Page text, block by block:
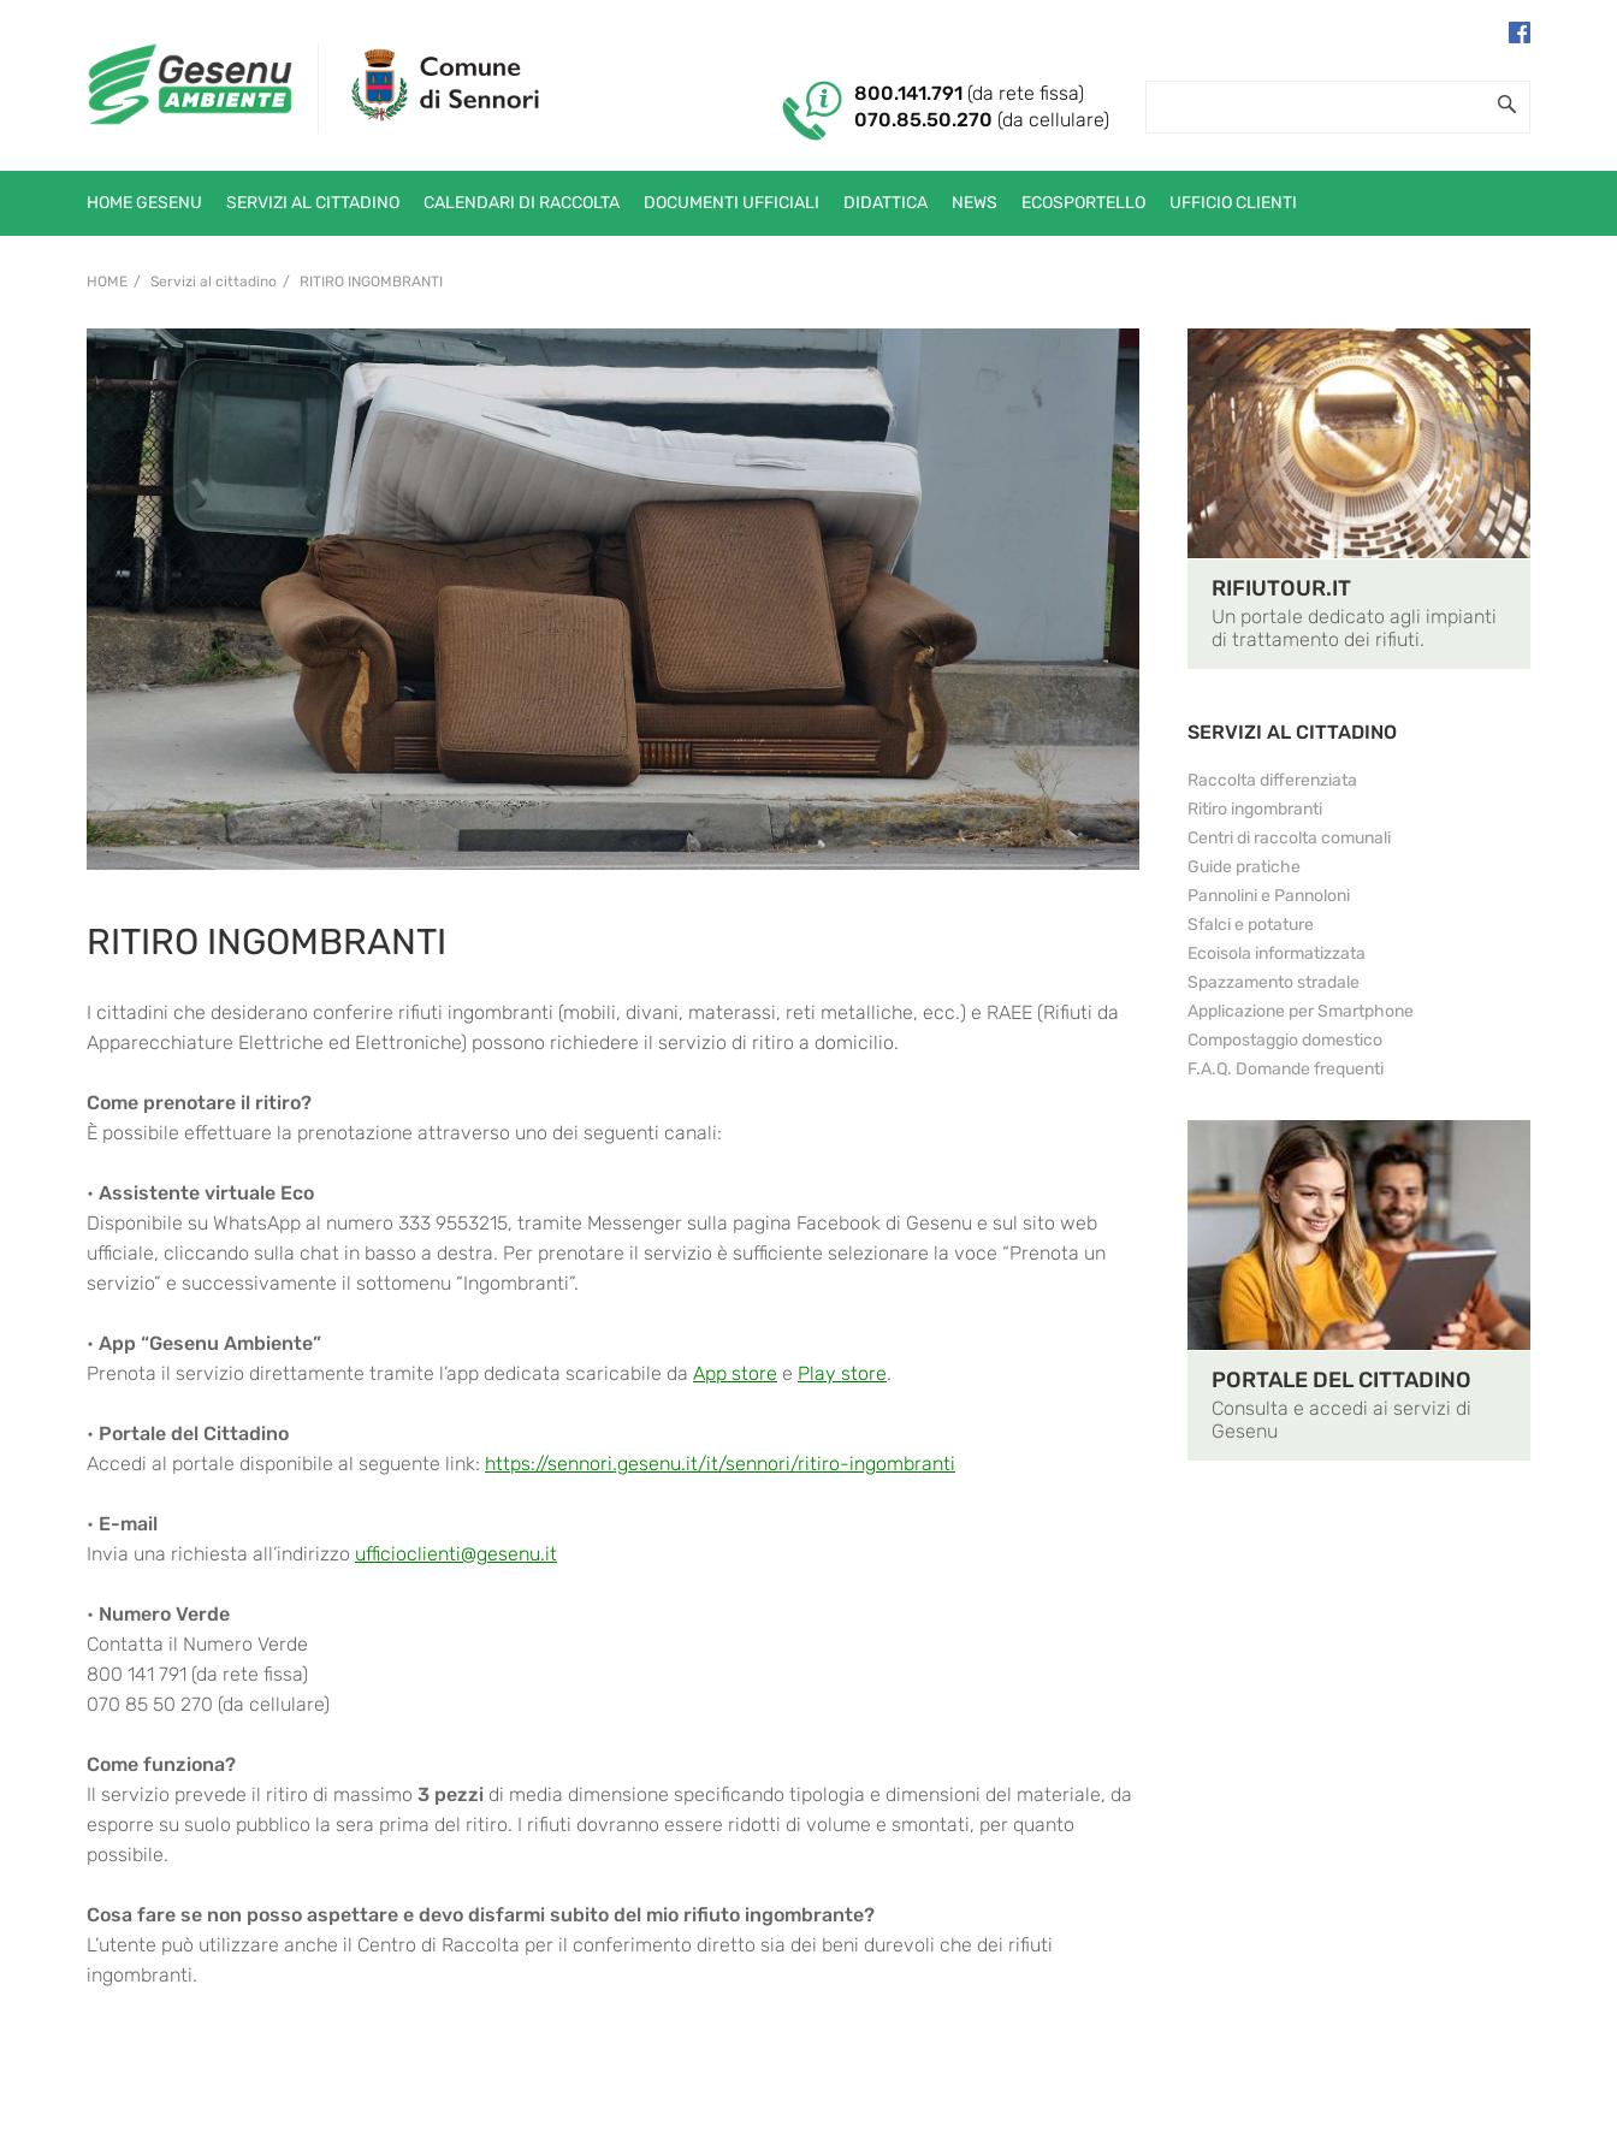
800.141.791 (da rete fissa)
070.85.50.270 (da cellulare)
HOME GESENU SERVIZI AL CITTADINO CALENDARI DI RACCOLTA DOCUMENTI UFFICIALI DIDATTICA NEWS ECOSPORTELLO UFFICIO CLIENTI
HOME Servizi al cittadino RITIRO INGOMBRANTI
RITIRO INGOMBRANTI
I cittadini che desiderano conferire rifiuti ingombranti (mobili, divani, materassi, reti metalliche, ecc.) e RAEE (Rifiuti da
Apparecchiature Elettriche ed Elettroniche) possono richiedere il servizio di ritiro a domicilio.
Come prenotare il ritiro?
È possibile effettuare la prenotazione attraverso uno dei seguenti canali:
• Assistente virtuale Eco
Disponibile su WhatsApp al numero 333 9553215, tramite Messenger sulla pagina Facebook di Gesenu e sul sito web
ufficiale, cliccando sulla chat in basso a destra. Per prenotare il servizio è sufficiente selezionare la voce “Prenota un
servizio” e successivamente il sottomenu “Ingombranti”.
• App “Gesenu Ambiente”
Prenota il servizio direttamente tramite l’app dedicata scaricabile da App store e Play store.
• Portale del Cittadino
Accedi al portale disponibile al seguente link: https://sennori.gesenu.it/it/sennori/ritiro-ingombranti
• E-mail
Invia una richiesta all’indirizzo ufficioclienti@gesenu.it
• Numero Verde
Contatta il Numero Verde
800 141 791 (da rete fissa)
070 85 50 270 (da cellulare)
Come funziona?
Il servizio prevede il ritiro di massimo 3 pezzi di media dimensione specificando tipologia e dimensioni del materiale, da
esporre su suolo pubblico la sera prima del ritiro. I rifiuti dovranno essere ridotti di volume e smontati, per quanto
possibile.
Cosa fare se non posso aspettare e devo disfarmi subito del mio rifiuto ingombrante?
L’utente può utilizzare anche il Centro di Raccolta per il conferimento diretto sia dei beni durevoli che dei rifiuti
ingombranti.
RIFIUTOUR.IT
Un portale dedicato agli impianti
di trattamento dei rifiuti.
SERVIZI AL CITTADINO
Raccolta differenziata
Ritiro ingombranti
Centri di raccolta comunali
Guide pratiche
Pannolini e Pannoloni
Sfalci e potature
Ecoisola informatizzata
Spazzamento stradale
Applicazione per Smartphone
Compostaggio domestico
F.A.Q. Domande frequenti
PORTALE DEL CITTADINO
Consulta e accedi ai servizi di
Gesenu